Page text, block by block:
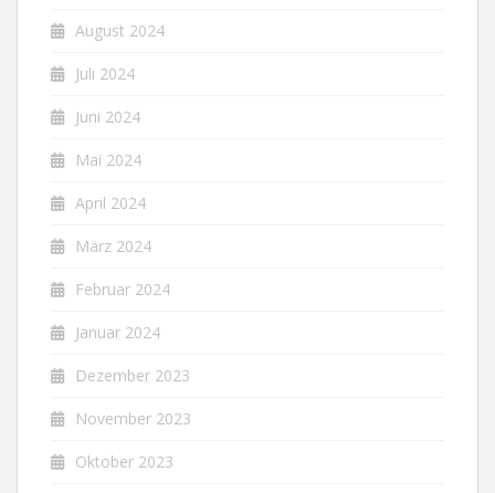
August 2024
Juli 2024
Juni 2024
Mai 2024
April 2024
März 2024
Februar 2024
Januar 2024
Dezember 2023
November 2023
Oktober 2023